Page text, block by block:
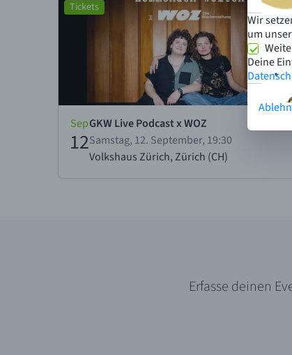
Erfasse deinen
Wir
um
Deine